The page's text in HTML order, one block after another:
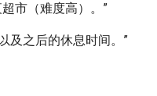
市（难度高）。”
及之后的休息时间。”